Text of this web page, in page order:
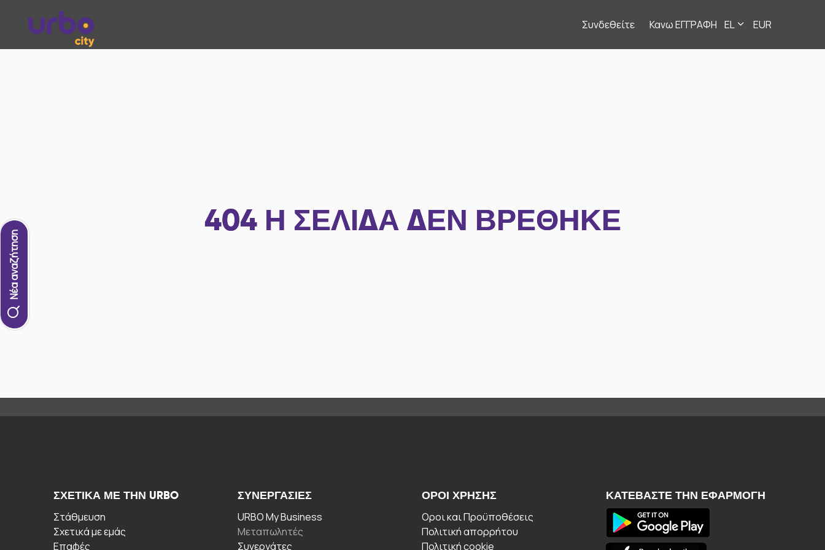
Συνδεθείτε Κανω ΕΓΓΡΑΦΗ EL EUR
Νέα αναζήτηση
404 Η ΣΕΛΊΔΑ ΔΕΝ ΒΡΈΘΗΚΕ
ΣΧΕΤΙΚΆ ΜΕ ΤΗΝ URBO
Στάθμευση
Σχετικά με εμάς
Επαφές
ΣΥΝΕΡΓΑΣΊΕΣ
URBO My Business
Μεταπωλητές
Συνεργάτες
ΟΡΟΙ ΧΡΉΣΗΣ
Οροι και Προϋποθέσεις
Πολιτική απορρήτου
Πολιτική cookie
ΚΑΤΕΒΆΣΤΕ ΤΗΝ ΕΦΑΡΜΟΓΉ